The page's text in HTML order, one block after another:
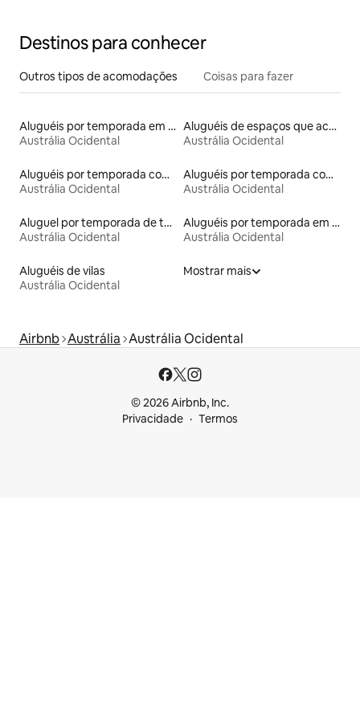
Destinos para conhecer
Outros tipos de acomodações Coisas para fazer
Aluguéis por temporada em albergue
Austrália Ocidental
Aluguéis de espaços que aceitam animais de estimação
Austrália Ocidental
Aluguéis por temporada com acesso ao lago
Austrália Ocidental
Aluguéis por temporada com cama de altura acessível
Austrália Ocidental
Aluguel por temporada de townhouses
Austrália Ocidental
Aluguéis por temporada em hotéis-fazenda
Austrália Ocidental
Aluguéis de vilas
Austrália Ocidental
Mostrar mais
Airbnb Austrália Austrália Ocidental
© 2026 Airbnb, Inc.
Privacidade
Termos